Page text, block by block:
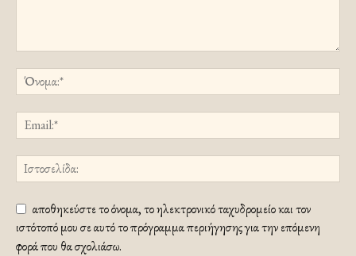
αποθηκεύστε το όνομα, το ηλεκτρονικό ταχυδρομείο και τον
ιστότοπό μου σε αυτό το πρόγραμμα περιήγησης για την επόμενη
φορά που θα σχολιάσω.